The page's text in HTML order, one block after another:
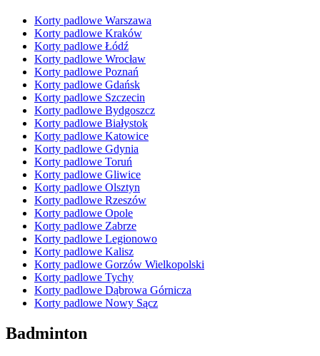
Korty padlowe Warszawa
Korty padlowe Kraków
Korty padlowe Łódź
Korty padlowe Wrocław
Korty padlowe Poznań
Korty padlowe Gdańsk
Korty padlowe Szczecin
Korty padlowe Bydgoszcz
Korty padlowe Białystok
Korty padlowe Katowice
Korty padlowe Gdynia
Korty padlowe Toruń
Korty padlowe Gliwice
Korty padlowe Olsztyn
Korty padlowe Rzeszów
Korty padlowe Opole
Korty padlowe Zabrze
Korty padlowe Legionowo
Korty padlowe Kalisz
Korty padlowe Gorzów Wielkopolski
Korty padlowe Tychy
Korty padlowe Dąbrowa Górnicza
Korty padlowe Nowy Sącz
Badminton